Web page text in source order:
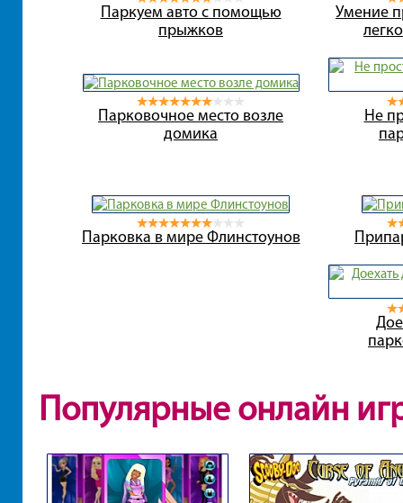
Паркуем авто с помощью
прыжков
Умение
Парковочное место возле
домика
Не
Парковка в мире Флинстоунов
Популярные онлайн